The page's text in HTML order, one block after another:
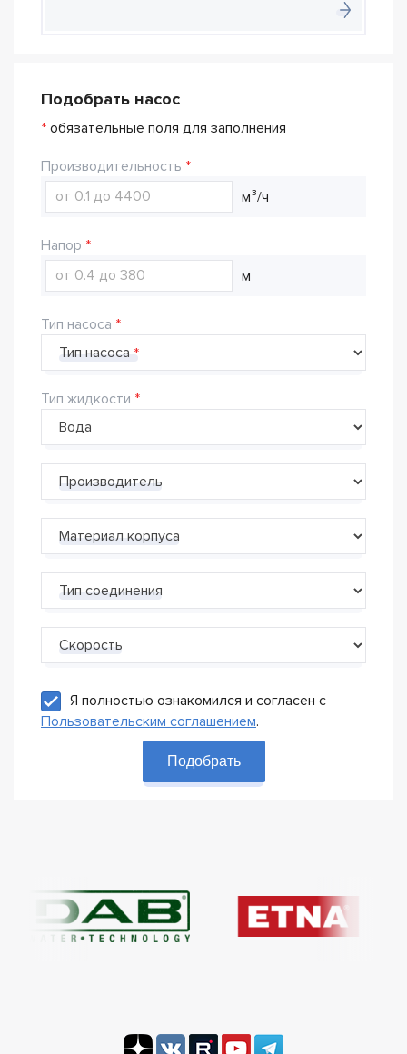
Подобрать насос
* обязательные поля для заполнения
Производительность
м³/ч
Напор
м
Тип насоса
Тип насоса
Тип жидкости
Производитель
Материал корпуса
Тип соединения
Скорость
Я полностью ознакомился и согласен с
Пользовательским соглашением.
Подобрать